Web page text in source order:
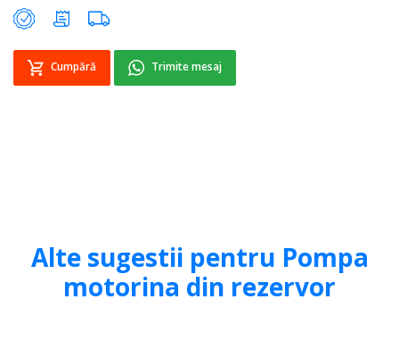
Cumpără Trimite mesaj
Alte sugestii pentru Pompa
motorina din rezervor